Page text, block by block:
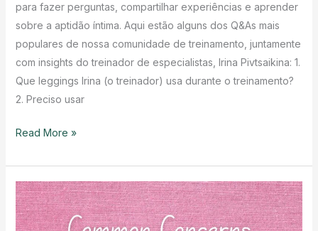
para fazer perguntas, compartilhar experiências e aprender
sobre a aptidão íntima. Aqui estão alguns dos Q&As mais
populares de nossa comunidade de treinamento, juntamente
com insights do treinador de especialistas, Irina Pivtsaikina: 1.
Que leggings Irina (o treinador) usa durante o treinamento?
2. Preciso usar
FAQ:
populares
sobre
o
treinamento
Read More »